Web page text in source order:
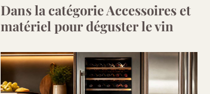
Dans la catégorie Accessoires et
matériel pour déguster le vin